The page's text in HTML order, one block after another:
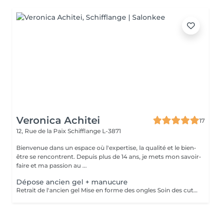
Veronica Achitei
17
12, Rue de la Paix Schifflange L-3871
Bienvenue dans un espace où l'expertise, la qualité et le bien-
être se rencontrent. Depuis plus de 14 ans, je mets mon savoir-
faire et ma passion au ...
Dépose ancien gel + manucure
Retrait de l'ancien gel Mise en forme des ongles Soin des cuticules Manucure russe et hydratation des mains.